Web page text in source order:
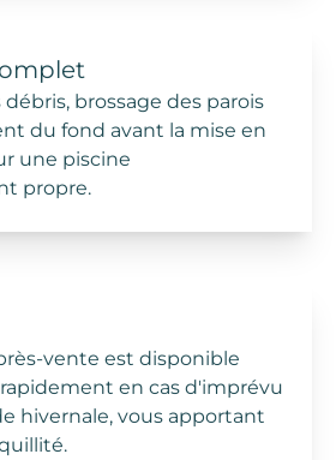
brossage des parois
du fond avant la mise en
une piscine
propre.
vente est disponible
en cas d'imprévu
hivernale, vous apportant